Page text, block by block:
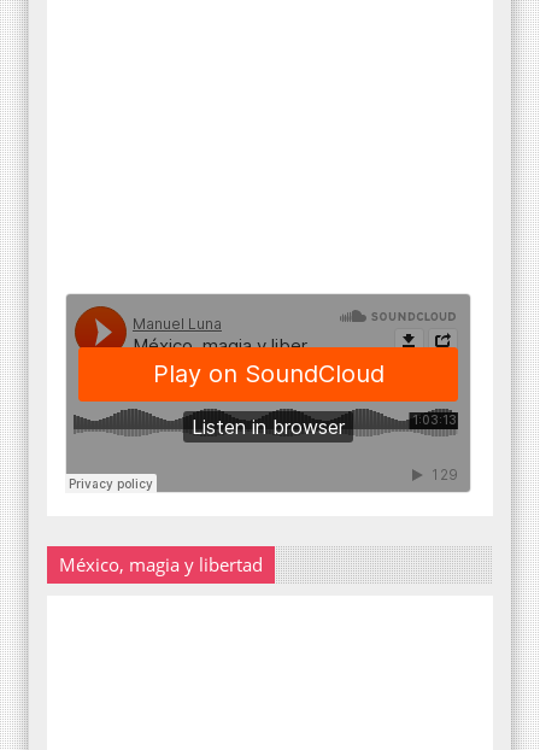
México, magia y libertad